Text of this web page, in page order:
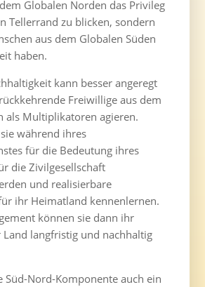
Globalen Norden das Privileg
Tellerrand zu blicken, sondern
aus dem Globalen Süden
haben.
kann besser angeregt
Freiwillige aus dem
als Multiplikatoren agieren.
während ihres
für die Bedeutung ihres
die Zivilgesellschaft
und realisierbare
ihr Heimatland kennenlernen.
können sie dann ihr
langfristig und nachhaltig
Süd-Nord-Komponente auch ein